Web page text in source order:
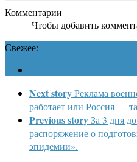
Комментарии
Чтобы добавить
Свежее:
Next storyРеклама
работает или Россия —
Previous storyЗа 3 дня
распоряжение о
эпидемии».